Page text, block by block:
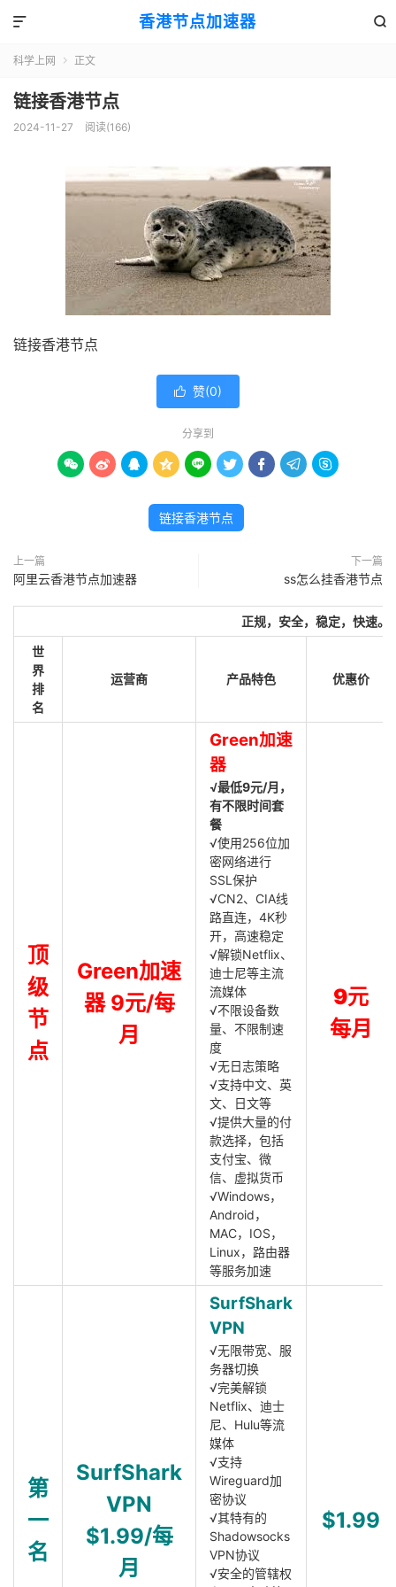
香港节点加速器 

科学上网  正文
链接香港节点
2024-11-27 阅读(166)
链接香港节点
 赞(0)
分享到
        
链接香港节点
上一篇
阿里云香港节点加速器
下一篇
ss怎么挂香港节点
正规，安全，稳定，快速。
世
界
排
名
运营商 产品特色 优惠价
顶
级
节
点
Green加速
器 9元/每
月
Green加速
器
√最低9元/月，
有不限时间套
餐
√使用256位加
密网络进行
SSL保护
√CN2、CIA线
路直连，4K秒
开，高速稳定
√解锁Netflix、
迪士尼等主流
流媒体
√不限设备数
量、不限制速
度
√无日志策略
√支持中文、英
文、日文等
√提供大量的付
款选择，包括
支付宝、微
信、虚拟货币
√Windows，
Android，
MAC，IOS，
Linux，路由器
等服务加速
9元
每月
第
一
名
SurfShark
VPN
$1.99/每
月
SurfShark
VPN
√无限带宽、服
务器切换
√完美解锁
Netflix、迪士
尼、Hulu等流
媒体
√支持
Wireguard加
密协议
√其特有的
Shadowsocks
VPN协议
√安全的管辖权
$1.99